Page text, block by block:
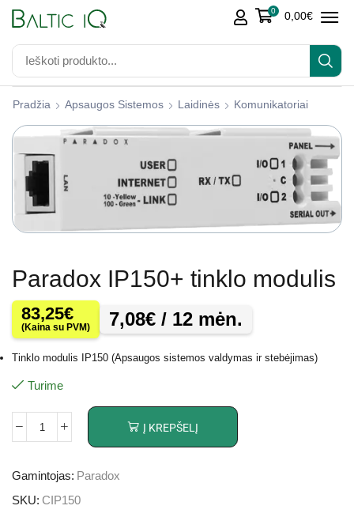
0 0,00€
Pradžia Apsaugos Sistemos Laidinės Komunikatoriai
Paradox IP150+ tinklo modulis
83,25€
(Kaina su PVM) 7,08€ / 12 mėn.
Tinklo modulis IP150 (Apsaugos sistemos valdymas ir stebėjimas)
Turime
Į KREPŠELĮ
Gamintojas: Paradox
SKU: CIP150